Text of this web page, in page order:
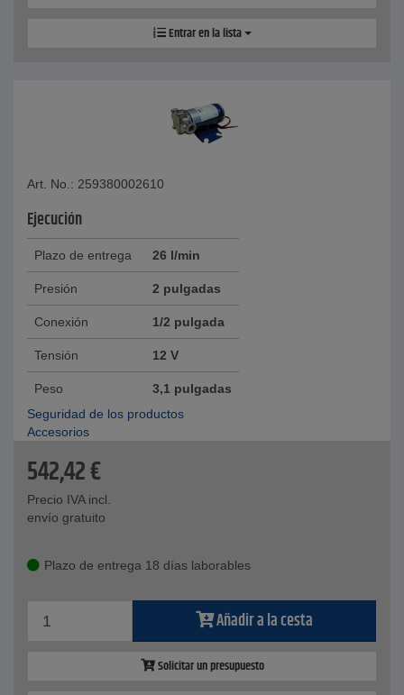
Entrar en la lista
Art. No.: 259380002610
Ejecución
Plazo de entrega 26 l/min
Presión 2 pulgadas
Conexión 1/2 pulgada
Tensión 12 V
Peso
3,1 pulgadas
Seguridad de los productos
Accesorios
542,42€
Precio IVA incl.
envío gratuito
Plazo de entrega 18 días laborables
Añadir a la cesta
Solicitar un presupuesto